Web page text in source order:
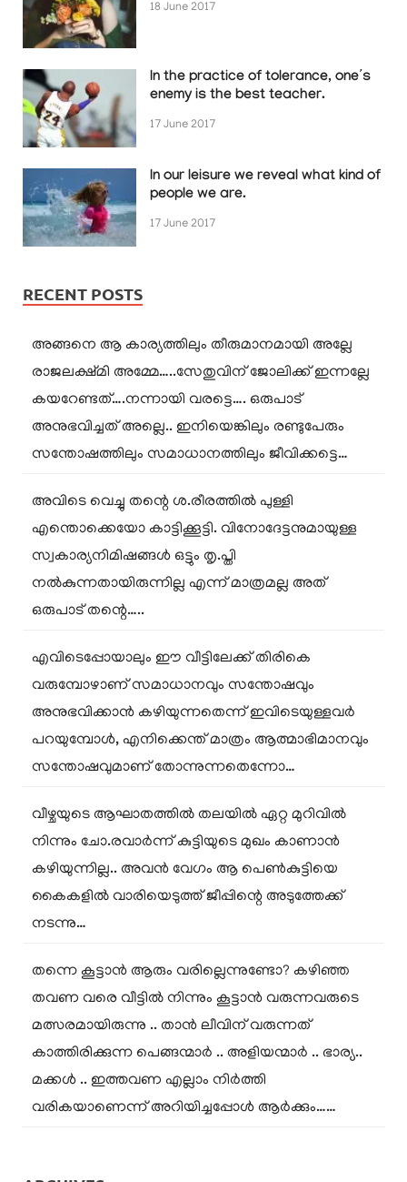
18 June 2017
In the practice of tolerance, one’s
enemy is the best teacher.
17 June 2017
In our leisure we reveal what kind of
people we are.
17 June 2017
RECENT POSTS
അങ്ങനെ ആ കാര്യത്തിലും തീരുമാനമായി അല്ലേ
രാജലക്ഷ്മി അമ്മേ…..സേതുവിന് ജോലിക്ക് ഇന്നല്ലേ
കയറേണ്ടത്….നന്നായി വരട്ടെ…. ഒരുപാട്
അനുഭവിച്ചത് അല്ലെ.. ഇനിയെങ്കിലും രണ്ടുപേരും
സന്തോഷത്തിലും സമാധാനത്തിലും ജീവിക്കട്ടെ…
അവിടെ വെച്ചു തന്റെ ശ.രീരത്തിൽ പുള്ളി
എന്തൊക്കെയോ കാട്ടിക്കൂട്ടി. വിനോദേട്ടനുമായുള്ള
സ്വകാര്യനിമിഷങ്ങൾ ഒട്ടും തൃ.പ്തി
നൽകുന്നതായിരുന്നില്ല എന്ന് മാത്രമല്ല അത്
ഒരുപാട് തന്റെ…..
എവിടെപ്പോയാലും ഈ വീട്ടിലേക്ക് തിരികെ
വരുമ്പോഴാണ് സമാധാനവും സന്തോഷവും
അനുഭവിക്കാൻ കഴിയുന്നതെന്ന് ഇവിടെയുള്ളവർ
പറയുമ്പോൾ, എനിക്കെന്ത് മാത്രം ആത്മാഭിമാനവും
സന്തോഷവുമാണ് തോന്നുന്നതെന്നോ…
വീഴ്ചയുടെ ആഘാതത്തിൽ തലയിൽ ഏറ്റ മുറിവിൽ
നിന്നും ചോ.രവാർന്ന് കുട്ടിയുടെ മുഖം കാണാൻ
കഴിയുന്നില്ല.. അവൻ വേഗം ആ പെൺകുട്ടിയെ
കൈകളിൽ വാരിയെടുത്ത് ജീപ്പിന്റെ അടുത്തേക്ക്
നടന്നു…
തന്നെ കൂട്ടാൻ ആരും വരില്ലെന്നുണ്ടോ? കഴിഞ്ഞ
തവണ വരെ വീട്ടിൽ നിന്നും കൂട്ടാൻ വരുന്നവരുടെ
മത്സരമായിരുന്നു .. താൻ ലീവിന് വരുന്നത്
കാത്തിരിക്കുന്ന പെങ്ങന്മാർ .. അളിയന്മാർ .. ഭാര്യ..
മക്കൾ .. ഇത്തവണ എല്ലാം നിർത്തി
വരികയാണെന്ന് അറിയിച്ചപ്പോൾ ആർക്കും……